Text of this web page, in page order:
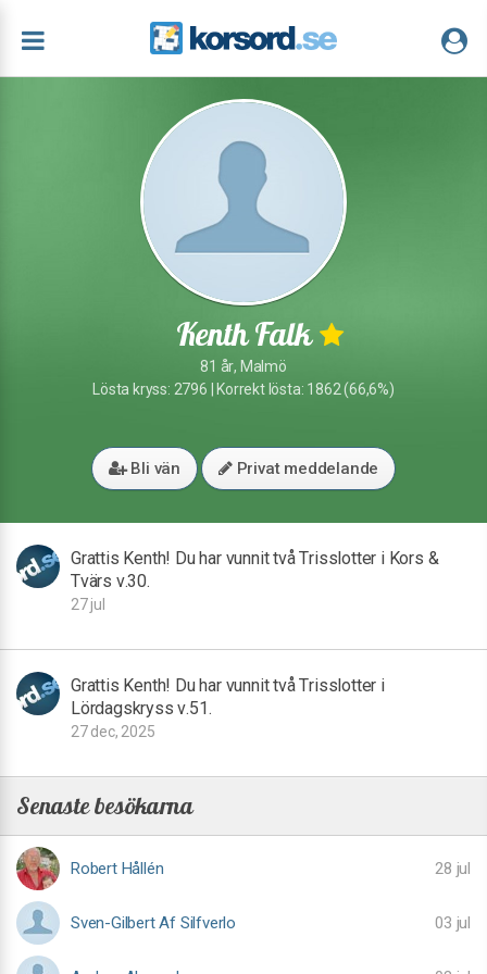
Kenth Falk
81 år, Malmö
Lösta kryss: 2796 | Korrekt lösta: 1862 (66,6%)
Bli vän Privat meddelande
Grattis Kenth! Du har vunnit två Trisslotter i Kors &
Tvärs v.30.
27 jul
Grattis Kenth! Du har vunnit två Trisslotter i
Lördagskryss v.51.
27 dec, 2025
Senaste besökarna
Robert Hållén 28 jul
Sven-Gilbert Af Silfverlo 03 jul